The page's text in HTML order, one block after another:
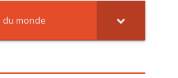
du monde